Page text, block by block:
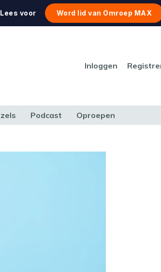
Lees voor Word lid van Omroep MAX
Inloggen
Podcast Oproepen